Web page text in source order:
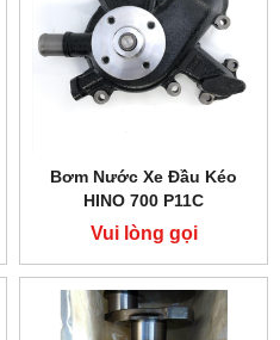
Bơm Nước Xe Đầu Kéo
HINO 700 P11C
Vui lòng gọi